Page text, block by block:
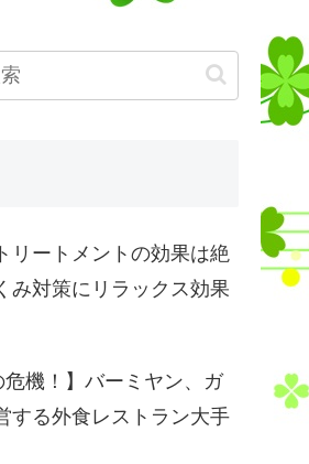
リートメントの効果は絶
み対策にリラックス効果
危機！】バーミヤン、ガ
する外食レストラン大手